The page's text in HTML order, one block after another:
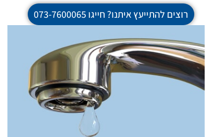
רוצים להתייעץ איתנו? חייגו 073-7600065